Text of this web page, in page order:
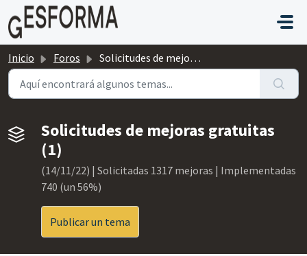
Saltar al contenido principal
Inicio Foros Solicitudes de mejoras gratuitas
Solicitudes de mejoras gratuitas
(1)
(14/11/22) | Solicitadas 1317 mejoras | Implementadas
740 (un 56%)
Publicar un tema